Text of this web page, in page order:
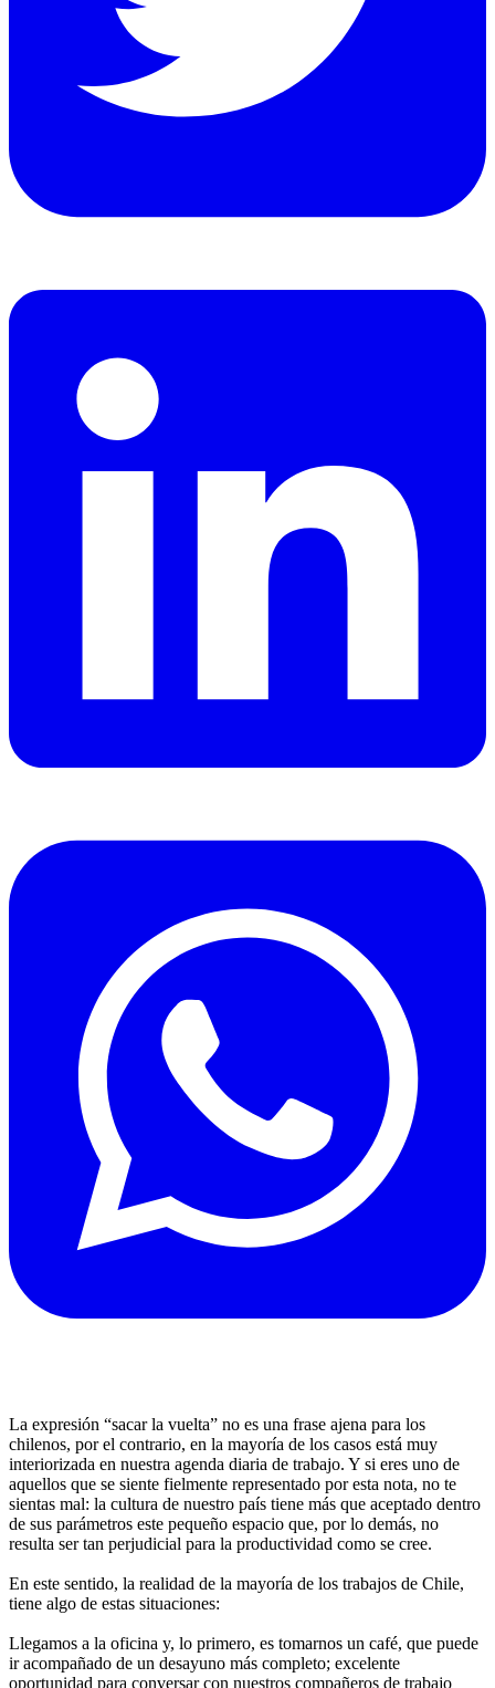
La expresión “sacar la vuelta” no es una frase ajena para los
chilenos, por el contrario, en la mayoría de los casos está muy
interiorizada en nuestra agenda diaria de trabajo. Y si eres uno de
aquellos que se siente fielmente representado por esta nota, no te
sientas mal: la cultura de nuestro país tiene más que aceptado dentro
de sus parámetros este pequeño espacio que, por lo demás, no
resulta ser tan perjudicial para la productividad como se cree.
En este sentido, la realidad de la mayoría de los trabajos de Chile,
tiene algo de estas situaciones:
Llegamos a la oficina y, lo primero, es tomarnos un café, que puede
ir acompañado de un desayuno más completo; excelente
oportunidad para conversar con nuestros compañeros de trabajo